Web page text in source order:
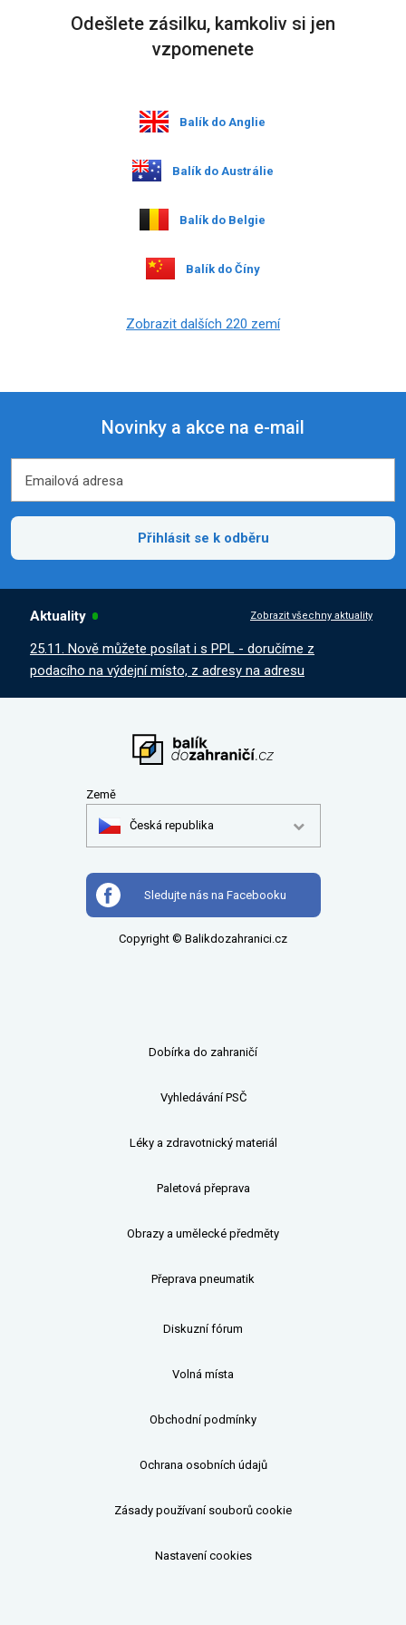
Odešlete zásilku, kamkoliv si jen
vzpomenete
Balík do Anglie
Balík do Austrálie
Balík do Belgie
Balík do Číny
Zobrazit dalších 220 zemí
Novinky a akce na e-mail
Emailová adresa
Přihlásit se k odběru
Aktuality Zobrazit všechny aktuality
25.11. Nově můžete posílat i s PPL - doručíme z
podacího na výdejní místo, z adresy na adresu
Země
Česká republika
Sledujte nás na Facebooku
Copyright © Balikdozahranici.cz
Dobírka do zahraničí
Vyhledávání PSČ
Léky a zdravotnický materiál
Paletová přeprava
Obrazy a umělecké předměty
Přeprava pneumatik
Diskuzní fórum
Volná místa
Obchodní podmínky
Ochrana osobních údajů
Zásady používaní souborů cookie
Nastavení cookies